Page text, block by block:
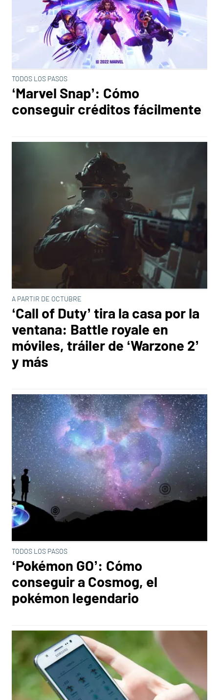
TODOS LOS PASOS
‘Marvel Snap’: Cómo
conseguir créditos fácilmente
A PARTIR DE OCTUBRE
‘Call of Duty’ tira la casa por la
ventana: Battle royale en
móviles, tráiler de ‘Warzone 2’
y más
TODOS LOS PASOS
‘Pokémon GO’: Cómo
conseguir a Cosmog, el
pokémon legendario